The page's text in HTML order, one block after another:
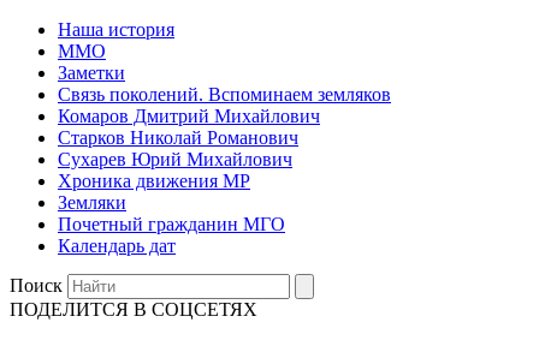
Наша история
ММО
Заметки
Связь поколений. Вспоминаем земляков
Комаров Дмитрий Михайлович
Старков Николай Романович
Сухарев Юрий Михайлович
Хроника движения МР
Земляки
Почетный гражданин МГО
Календарь дат
Поиск
ПОДЕЛИТСЯ В СОЦСЕТЯХ